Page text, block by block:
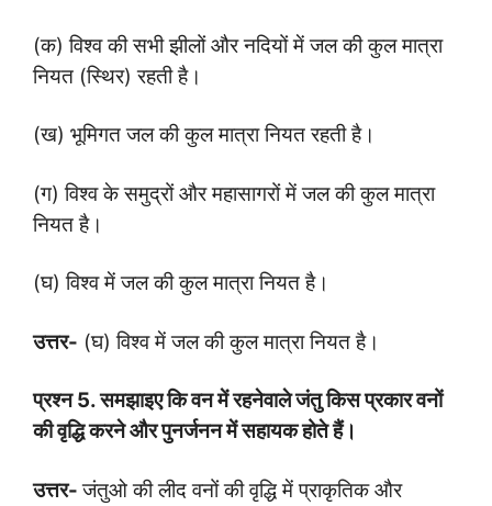
(क) विश्व की सभी झीलों और नदियों में जल की कुल मात्रा
नियत (स्थिर) रहती है।
(ख) भूमिगत जल की कुल मात्रा नियत रहती है।
(ग) विश्व के समुद्रों और महासागरों में जल की कुल मात्रा
नियत है।
(घ) विश्व में जल की कुल मात्रा नियत है।
उत्तर- (घ) विश्व में जल की कुल मात्रा नियत है।
प्रश्न5.समझाइए कि वन में रहनेवाले जंतु किस प्रकार वनों
की वृद्धि करने और पुनर्जनन में सहायक होते हैं।
उत्तर-जंतुओ की लीद वनों की वृद्धि में प्राकृतिक और